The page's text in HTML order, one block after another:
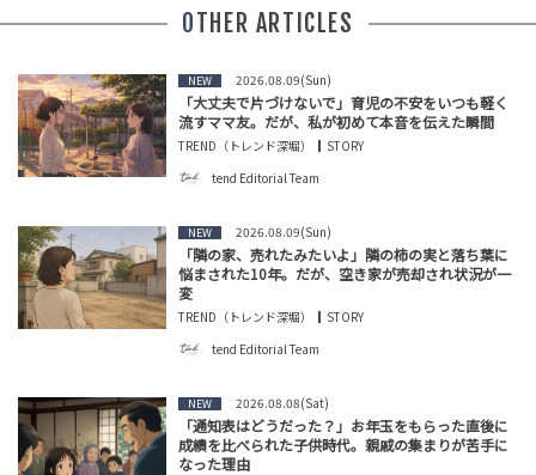
OTHER ARTICLES
NEW 2026.08.09(Sun)
「大丈夫で片づけないで」育児の不安をいつも軽く
流すママ友。だが、私が初めて本音を伝えた瞬間
TREND（トレンド深堀）
STORY
tend Editorial Team
NEW 2026.08.09(Sun)
「隣の家、売れたみたいよ」隣の柿の実と落ち葉に
悩まされた10年。だが、空き家が売却され状況が一
変
TREND（トレンド深堀）
STORY
tend Editorial Team
NEW 2026.08.08(Sat)
「通知表はどうだった？」お年玉をもらった直後に
成績を比べられた子供時代。親戚の集まりが苦手に
なった理由